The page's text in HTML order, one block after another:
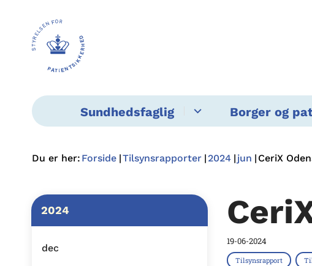
Sundhedsfaglig Borger og
Du er her: Forside Tilsynsrapporter 2024 jun CeriX
2024
dec
19-06-2024
Tilsynsrapport